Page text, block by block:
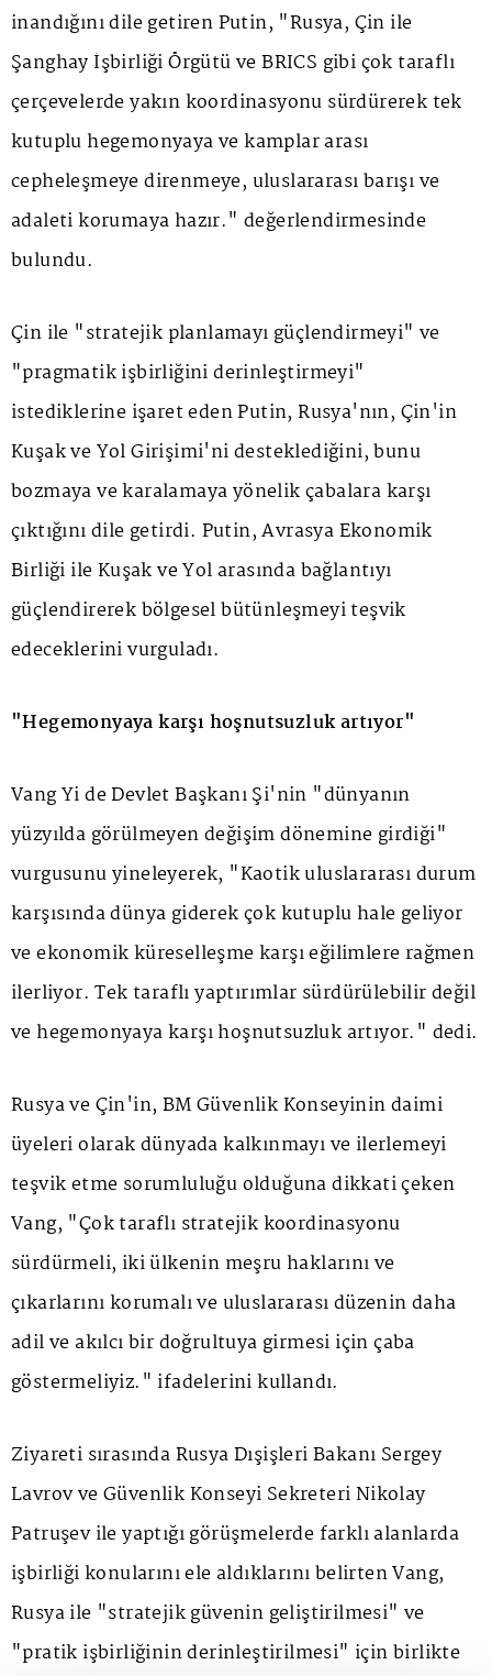
inandığını dile getiren Putin, "Rusya, Çin ile
Şanghay İşbirliği Örgütü ve BRICS gibi çok taraflı
çerçevelerde yakın koordinasyonu sürdürerek tek
kutuplu hegemonyaya ve kamplar arası
cepheleşmeye direnmeye, uluslararası barışı ve
adaleti korumaya hazır." değerlendirmesinde
bulundu.
Çin ile "stratejik planlamayı güçlendirmeyi" ve
"pragmatik işbirliğini derinleştirmeyi"
istediklerine işaret eden Putin, Rusya'nın, Çin'in
Kuşak ve Yol Girişimi'ni desteklediğini, bunu
bozmaya ve karalamaya yönelik çabalara karşı
çıktığını dile getirdi. Putin, Avrasya Ekonomik
Birliği ile Kuşak ve Yol arasında bağlantıyı
güçlendirerek bölgesel bütünleşmeyi teşvik
edeceklerini vurguladı.
"Hegemonyaya karşı hoşnutsuzluk artıyor"
Vang Yi de Devlet Başkanı Şi'nin "dünyanın
yüzyılda görülmeyen değişim dönemine girdiği"
vurgusunu yineleyerek, "Kaotik uluslararası durum
karşısında dünya giderek çok kutuplu hale geliyor
ve ekonomik küreselleşme karşı eğilimlere rağmen
ilerliyor. Tek taraflı yaptırımlar sürdürülebilir değil
ve hegemonyaya karşı hoşnutsuzluk artıyor." dedi.
Rusya ve Çin'in, BM Güvenlik Konseyinin daimi
üyeleri olarak dünyada kalkınmayı ve ilerlemeyi
teşvik etme sorumluluğu olduğuna dikkati çeken
Vang, "Çok taraflı stratejik koordinasyonu
sürdürmeli, iki ülkenin meşru haklarını ve
çıkarlarını korumalı ve uluslararası düzenin daha
adil ve akılcı bir doğrultuya girmesi için çaba
göstermeliyiz." ifadelerini kullandı.
Ziyareti sırasında Rusya Dışişleri Bakanı Sergey
Lavrov ve Güvenlik Konseyi Sekreteri Nikolay
Patruşev ile yaptığı görüşmelerde farklı alanlarda
işbirliği konularını ele aldıklarını belirten Vang,
Rusya ile "stratejik güvenin geliştirilmesi" ve
"pratik işbirliğinin derinleştirilmesi" için birlikte